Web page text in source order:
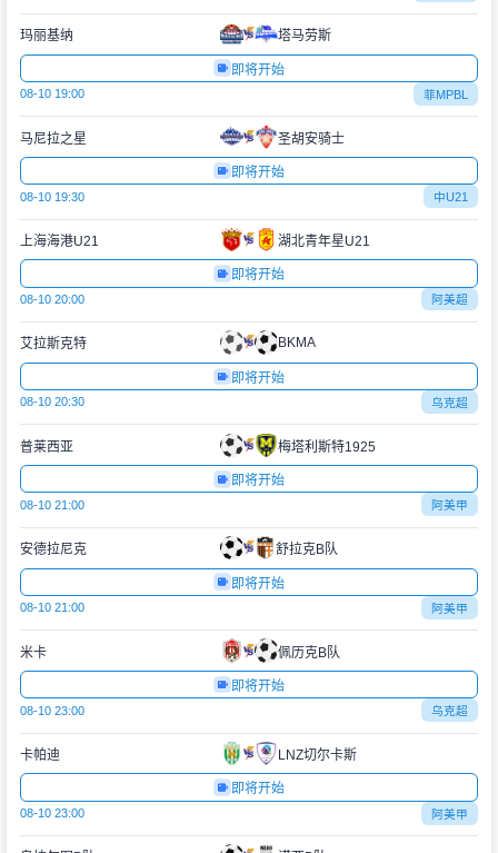
玛丽基纳 塔马劳斯
即将开始
08-10 19:00 菲MPBL
马尼拉之星 圣胡安骑士
即将开始
08-10 19:30 中U21
上海海港U21 湖北青年星U21
即将开始
08-10 20:00 阿美超
艾拉斯克特 BKMA
即将开始
08-10 20:30 乌克超
普莱西亚 梅塔利斯特1925
即将开始
08-10 21:00 阿美甲
安德拉尼克 舒拉克B队
即将开始
08-10 21:00 阿美甲
米卡 佩历克B队
即将开始
08-10 23:00 乌克超
卡帕迪 LNZ切尔卡斯
即将开始
08-10 23:00 阿美甲